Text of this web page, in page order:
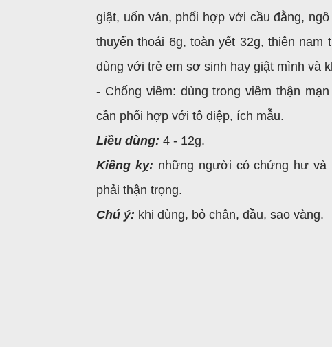
giật, uốn ván, phối hợp với cầu đằng,
thuyển thoái 6g, toàn yết 32g, thiên
dùng với trẻ em sơ sinh hay giật mình và
- Chống viêm: dùng trong viêm thận
cần phối hợp với tô diệp, ích mẫu.
Liều dùng: 4 - 12g.
Kiêng kỵ: những người có chứng hư và
phải thận trọng.
Chú ý: khi dùng, bỏ chân, đầu, sao vàng.